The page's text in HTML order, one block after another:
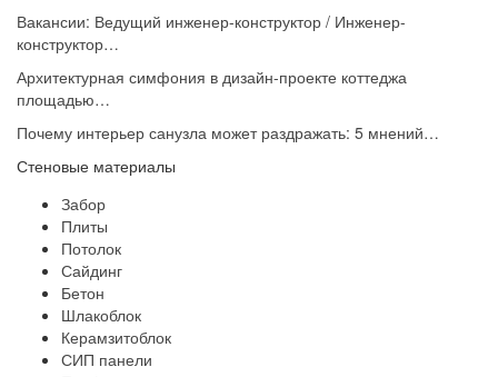
Вакансии: Ведущий инженер-конструктор / Инженер-
конструктор…
Архитектурная симфония в дизайн-проекте коттеджа
площадью…
Почему интерьер санузла может раздражать: 5 мнений…
Стеновые материалы
Забор
Плиты
Потолок
Сайдинг
Бетон
Шлакоблок
Керамзитоблок
СИП панели